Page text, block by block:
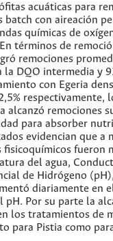
acuáticas para
batch con aireación
químicas de
términos de
remociones
la DQO intermedia y
con Egeria
respectivamente,
alcanzó remociones
para absorber
evidencian que a
fueron
del agua,
de Hidrógeno
diariamente en
pH. Por su parte la
los tratamientos de
para Pistia como